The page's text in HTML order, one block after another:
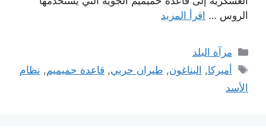
الروس … اقرأ المزيد
التصنيفات
مرآة البلد
الوسوم
أميركا, البناغون, طيران حربي, قاعدة حميميم, نظام
الأسد